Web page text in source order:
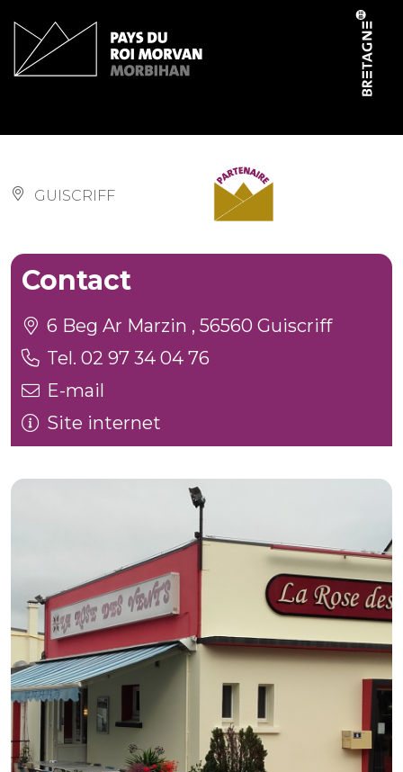
GUISCRIFF
Contact
6 Beg Ar Marzin , 56560 Guiscriff
Tel. 02 97 34 04 76
E-mail
Site internet